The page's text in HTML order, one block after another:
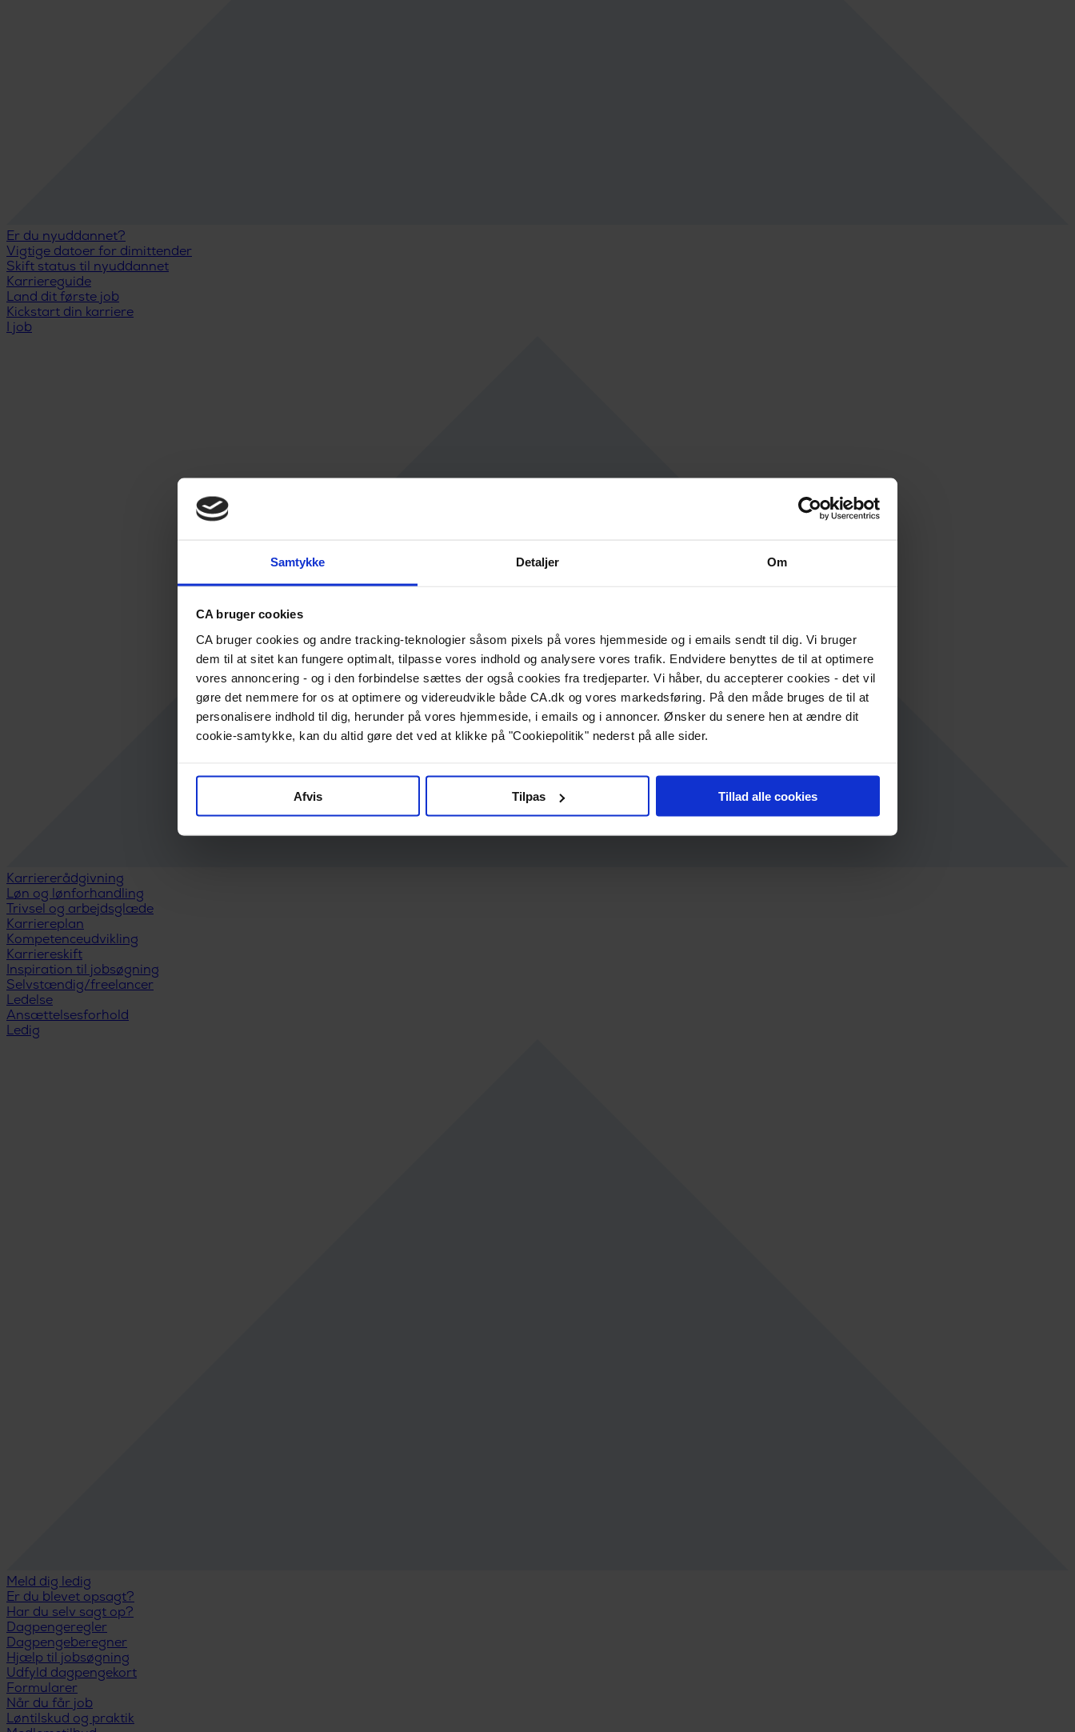
Samtykke Detaljer Om
CA bruger cookies
CA bruger cookies og andre tracking-teknologier såsom pixels på vores hjemmeside og i emails sendt til dig. Vi bruger
dem til at sitet kan fungere optimalt, tilpasse vores indhold og analysere vores trafik. Endvidere benyttes de til at optimere
vores annoncering - og i den forbindelse sættes der også cookies fra tredjeparter. Vi håber, du accepterer cookies - det vil
gøre det nemmere for os at optimere og videreudvikle både CA.dk og vores markedsføring. På den måde bruges de til at
personalisere indhold til dig, herunder på vores hjemmeside, i emails og i annoncer. Ønsker du senere hen at ændre dit
cookie-samtykke, kan du altid gøre det ved at klikke på "Cookiepolitik" nederst på alle sider.
Afvis Tilpas Tillad alle cookies
Er du nyuddannet?
Vigtige datoer for dimittender
Skift status til nyuddannet
Karriereguide
Land dit første job
Kickstart din karriere
I job
Karriererådgivning
Løn og lønforhandling
Trivsel og arbejdsglæde
Karriereplan
Kompetenceudvikling
Karriereskift
Inspiration til jobsøgning
Selvstændig/freelancer
Ledelse
Ansættelsesforhold
Ledig
Meld dig ledig
Er du blevet opsagt?
Har du selv sagt op?
Dagpengeregler
Dagpengeberegner
Hjælp til jobsøgning
Udfyld dagpengekort
Formularer
Når du får job
Løntilskud og praktik